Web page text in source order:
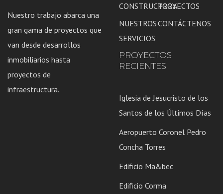
Nuestro trabajo abarca una
gran gama de proyectos que
van desde desarrollos
inmobiliarios hasta
proyectos de
infraestructura.
CONSTRUCTORAPROYECTOS
NUESTROS
SERVICIOS
CONTÁCTENOS
PROYECTOS
RECIENTES
Iglesia de Jesucristo de los
Santos de los Últimos Días
Aeropuerto Coronel Pedro
Concha Torres
Edificio Ma&bec
Edificio Corma